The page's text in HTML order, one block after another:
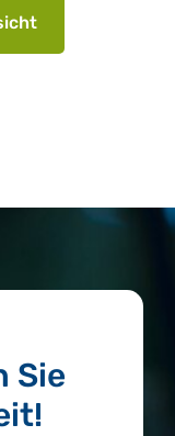
Sie